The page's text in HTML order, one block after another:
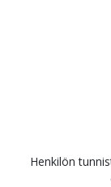
Henkilön